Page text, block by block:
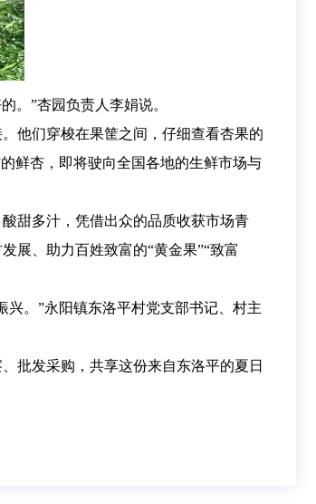
。”杏园负责人李娟说。
他们穿梭在果筐之间，仔细查看杏果的
鲜杏，即将驶向全国各地的生鲜市场与
甜多汁，凭借出众的品质收获市场青
展、助力百姓致富的“黄金果”“致富
。”永阳镇东洛平村党支部书记、村主
批发采购，共享这份来自东洛平的夏日